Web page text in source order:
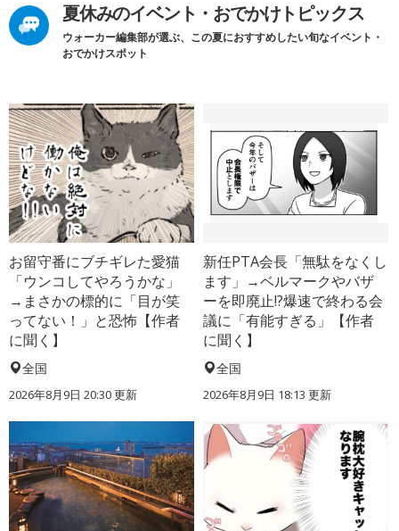
夏休みのイベント・おでかけトピックス
ウォーカー編集部が選ぶ、この夏におすすめしたい旬なイベント・
おでかけスポット
お留守番にブチギレた愛猫
「ウンコしてやろうかな」
→まさかの標的に「目が笑
ってない！」と恐怖【作者
に聞く】
全国
2026年8月9日 20:30更新
新任PTA会長「無駄をなくし
ます」→ベルマークやバザ
ーを即廃止!?爆速で終わる会
議に「有能すぎる」【作者
に聞く】
全国
2026年8月9日 18:13 更新